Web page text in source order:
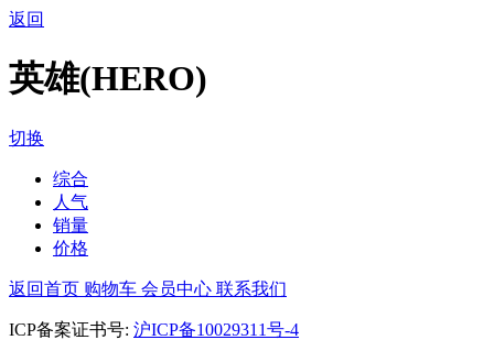
返回
英雄(HERO)
切换
综合
人气
销量
价格
返回首页 购物车 会员中心 联系我们
ICP备案证书号: 沪ICP备10029311号-4